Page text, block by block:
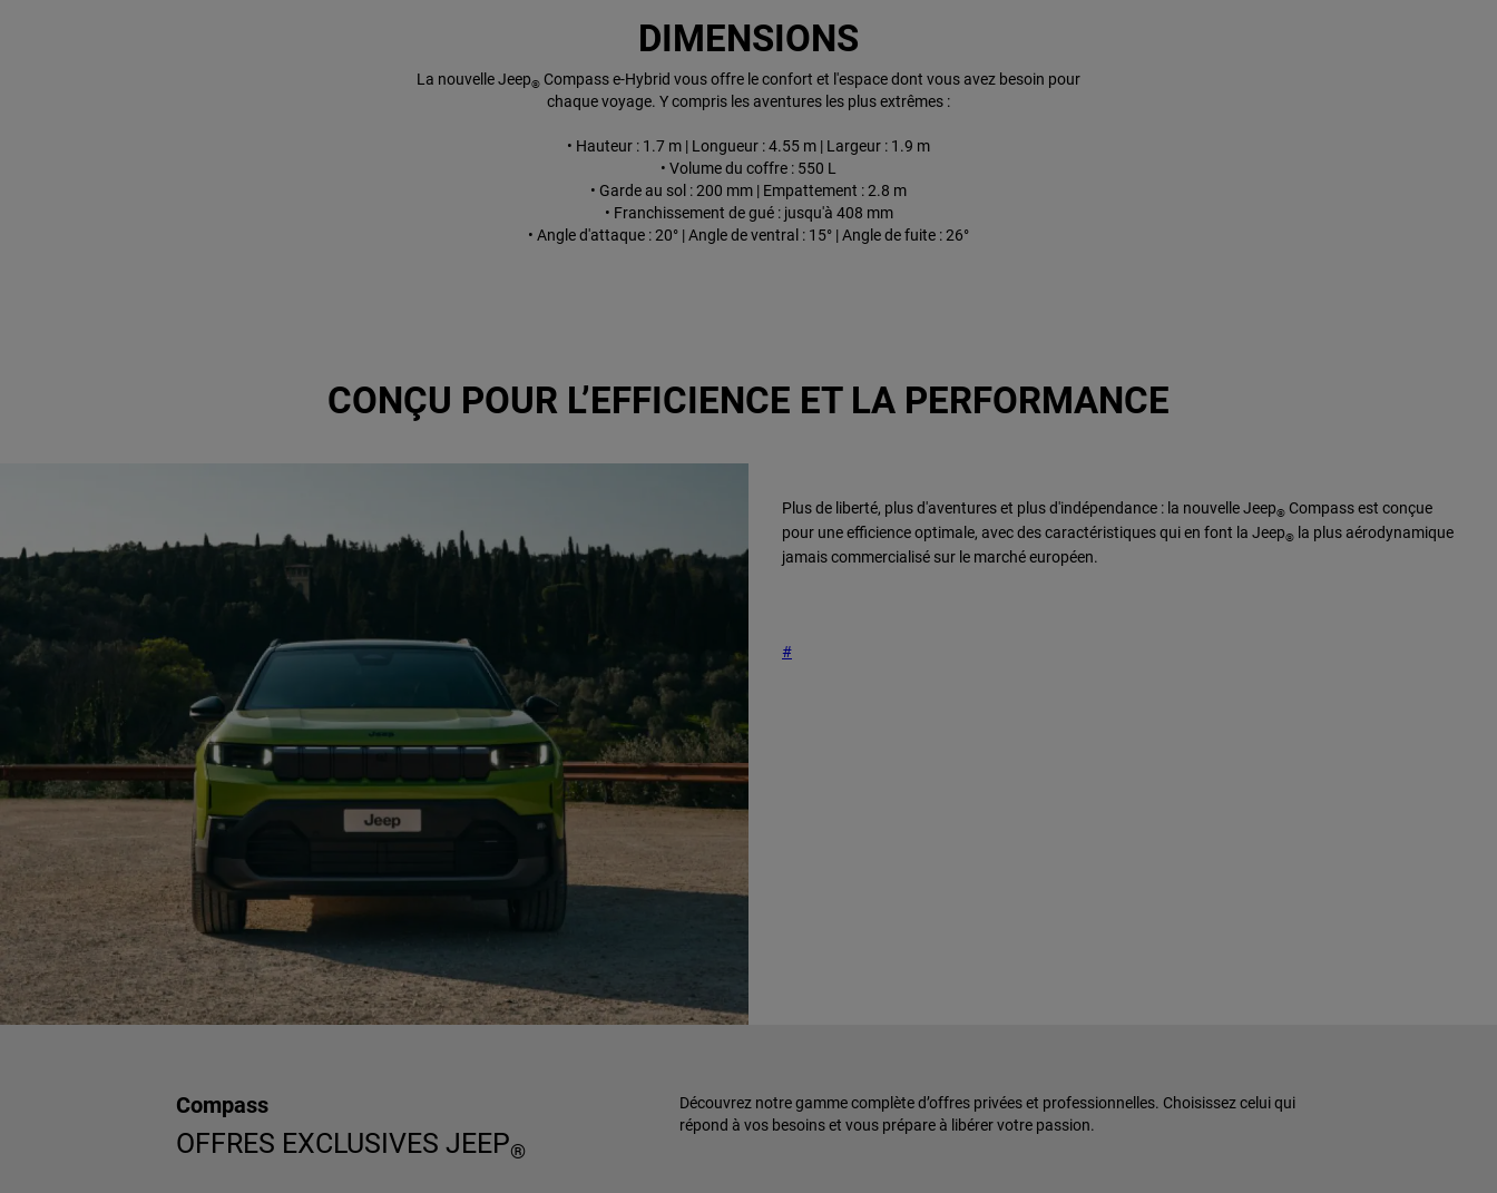
DIMENSIONS
La nouvelle Jeep® Compass e-Hybrid vous offre le confort et l'espace dont vous avez besoin pour
chaque voyage. Y compris les aventures les plus extrêmes :
• Hauteur : 1.7 m | Longueur : 4.55 m | Largeur : 1.9 m
• Volume du coffre : 550 L
• Garde au sol : 200 mm | Empattement : 2.8 m
• Franchissement de gué : jusqu'à 408 mm
• Angle d'attaque : 20° | Angle de ventral : 15° | Angle de fuite : 26°
CONÇU POUR L’EFFICIENCE ET LA PERFORMANCE
Plus de liberté, plus d'aventures et plus d'indépendance : la nouvelle Jeep® Compass est conçue
pour une efficience optimale, avec des caractéristiques qui en font la Jeep® la plus aérodynamique
jamais commercialisé sur le marché européen.
#
Compass
OFFRES EXCLUSIVES JEEP®
Découvrez notre gamme complète d’offres privées et professionnelles. Choisissez celui qui
répond à vos besoins et vous prépare à libérer votre passion.